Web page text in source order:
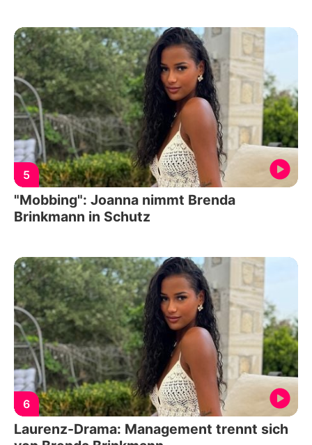
5
"Mobbing": Joanna nimmt Brenda
Brinkmann in Schutz
6
Laurenz-Drama: Management trennt sich